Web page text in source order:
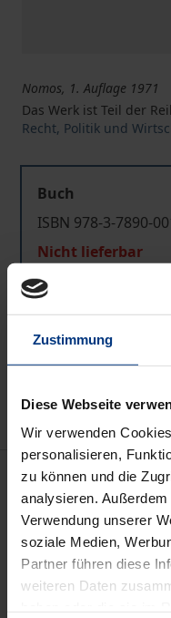
Zustimmung
Diese Webseite
Wir verwenden
personalisieren,
zu können und die
analysieren.
Verwendung unserer
soziale Medien,
Partner führen diese
weiteren Daten
Nomos, 1. Auflage 1971
Das Werk ist Teil der
Recht, Politik und
Buch
ISBN 978-3-7890-
Nicht lieferbar
Zur Wunschliste
Bibliografische
Auflage
1